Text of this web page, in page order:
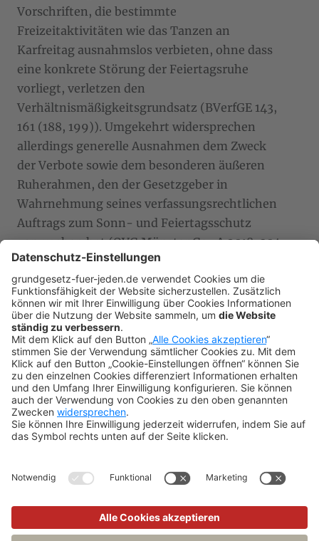
Vorschriften, die bestimmte
Freizeitaktivitäten wie das Tanzen an
Karfreitag ausnahmslos verbieten, ohne dass
eine konkrete Störung der Feiertagsruhe
vorliegt, verletzen den
Verhältnismäßigkeitsgrundsatz (BVerfGE 143,
161 (188, 199)). Umgekehrt widersprechen
allerdings generelle Ausnahmen dem Zweck
der Verbote sowie dem besonderen äußeren
Ruherahmen, den der Gesetzgeber in
Wahrnehmung seines verfassungsrechtlichen
Auftrags zum Sonn- und Feiertagsschutz
vorzusehen hat (OVG Münster GewA 2018, 304
(305)). Zu einer muslimischen
Beschneidungsfeier am Karfreitag vgl. OVG
NRW DVBl 2015, 721 (721 f.); OVG Münster
GewA 2018, 304 (305); zur Öffnung des
Lebensmittelladens eines islamischen
Gemeindezentrums an Sonn- und Feiertagen
vgl. VG Freiburg BeckRS 2018, 4187 Rn. 37.
XI. Übergangs- und
Schlußbestimmungen
Datenschutz//Privatsphäre-Einstellungen